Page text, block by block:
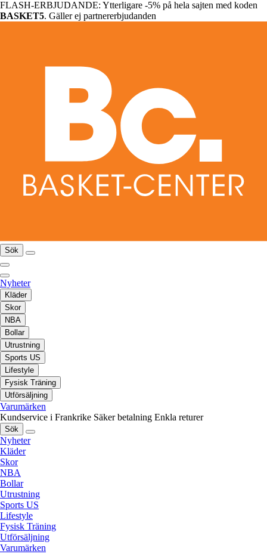
FLASH-ERBJUDANDE: Ytterligare -5% på hela sajten med koden
BASKET5. Gäller ej partnererbjudanden
Sök
Nyheter
Kläder
Skor
NBA
Bollar
Utrustning
Sports US
Lifestyle
Fysisk Träning
Utförsäljning
Varumärken
Kundservice i Frankrike Säker betalning Enkla returer
Sök
Nyheter
Kläder
Skor
NBA
Bollar
Utrustning
Sports US
Lifestyle
Fysisk Träning
Utförsäljning
Varumärken